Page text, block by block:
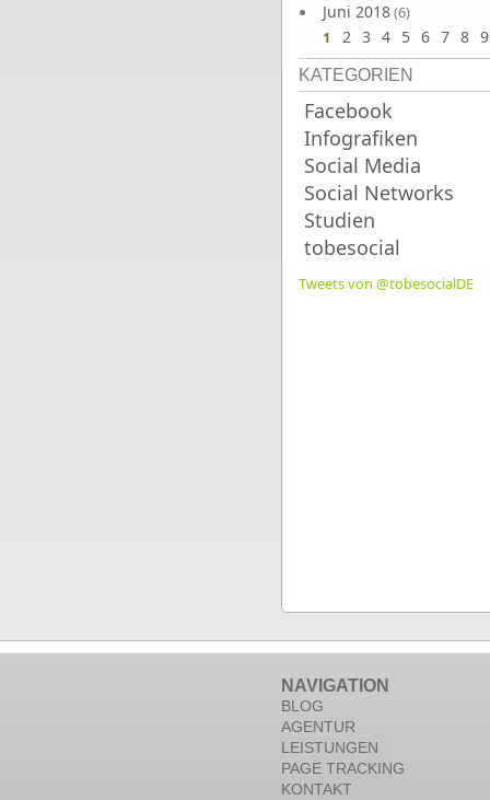
Juni 2018(6)
1 2 3 4 5 6 7 8 9
KATEGORIEN
Facebook
Infografiken
Social Media
Social Networks
Studien
tobesocial
Tweets von @tobesocialDE
NAVIGATION
BLOG
AGENTUR
LEISTUNGEN
PAGE TRACKING
KONTAKT